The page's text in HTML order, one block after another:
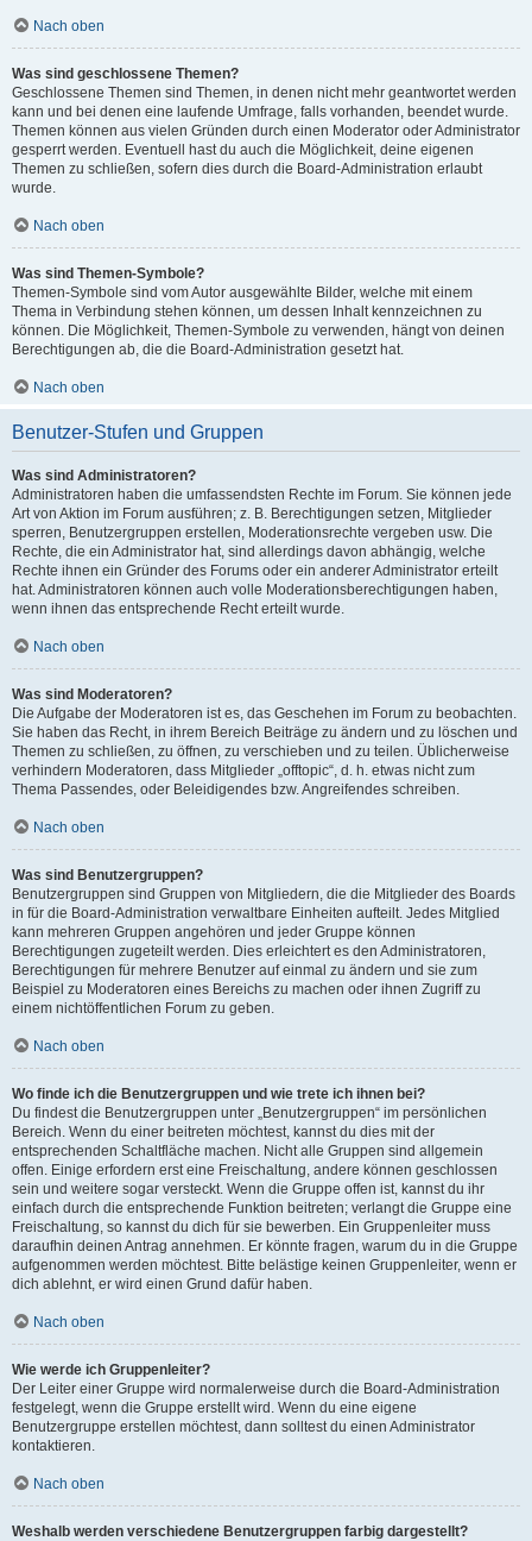
Nach oben
Was sind geschlossene Themen?
Geschlossene Themen sind Themen, in denen nicht mehr geantwortet werden
kann und bei denen eine laufende Umfrage, falls vorhanden, beendet wurde.
Themen können aus vielen Gründen durch einen Moderator oder Administrator
gesperrt werden. Eventuell hast du auch die Möglichkeit, deine eigenen
Themen zu schließen, sofern dies durch die Board-Administration erlaubt
wurde.
Nach oben
Was sind Themen-Symbole?
Themen-Symbole sind vom Autor ausgewählte Bilder, welche mit einem
Thema in Verbindung stehen können, um dessen Inhalt kennzeichnen zu
können. Die Möglichkeit, Themen-Symbole zu verwenden, hängt von deinen
Berechtigungen ab, die die Board-Administration gesetzt hat.
Nach oben
Benutzer-Stufen und Gruppen
Was sind Administratoren?
Administratoren haben die umfassendsten Rechte im Forum. Sie können jede
Art von Aktion im Forum ausführen; z. B. Berechtigungen setzen, Mitglieder
sperren, Benutzergruppen erstellen, Moderationsrechte vergeben usw. Die
Rechte, die ein Administrator hat, sind allerdings davon abhängig, welche
Rechte ihnen ein Gründer des Forums oder ein anderer Administrator erteilt
hat. Administratoren können auch volle Moderationsberechtigungen haben,
wenn ihnen das entsprechende Recht erteilt wurde.
Nach oben
Was sind Moderatoren?
Die Aufgabe der Moderatoren ist es, das Geschehen im Forum zu beobachten.
Sie haben das Recht, in ihrem Bereich Beiträge zu ändern und zu löschen und
Themen zu schließen, zu öffnen, zu verschieben und zu teilen. Üblicherweise
verhindern Moderatoren, dass Mitglieder „offtopic“, d. h. etwas nicht zum
Thema Passendes, oder Beleidigendes bzw. Angreifendes schreiben.
Nach oben
Was sind Benutzergruppen?
Benutzergruppen sind Gruppen von Mitgliedern, die die Mitglieder des Boards
in für die Board-Administration verwaltbare Einheiten aufteilt. Jedes Mitglied
kann mehreren Gruppen angehören und jeder Gruppe können
Berechtigungen zugeteilt werden. Dies erleichtert es den Administratoren,
Berechtigungen für mehrere Benutzer auf einmal zu ändern und sie zum
Beispiel zu Moderatoren eines Bereichs zu machen oder ihnen Zugriff zu
einem nichtöffentlichen Forum zu geben.
Nach oben
Wo finde ich die Benutzergruppen und wie trete ich ihnen bei?
Du findest die Benutzergruppen unter „Benutzergruppen“ im persönlichen
Bereich. Wenn du einer beitreten möchtest, kannst du dies mit der
entsprechenden Schaltfläche machen. Nicht alle Gruppen sind allgemein
offen. Einige erfordern erst eine Freischaltung, andere können geschlossen
sein und weitere sogar versteckt. Wenn die Gruppe offen ist, kannst du ihr
einfach durch die entsprechende Funktion beitreten; verlangt die Gruppe eine
Freischaltung, so kannst du dich für sie bewerben. Ein Gruppenleiter muss
daraufhin deinen Antrag annehmen. Er könnte fragen, warum du in die Gruppe
aufgenommen werden möchtest. Bitte belästige keinen Gruppenleiter, wenn er
dich ablehnt, er wird einen Grund dafür haben.
Nach oben
Wie werde ich Gruppenleiter?
Der Leiter einer Gruppe wird normalerweise durch die Board-Administration
festgelegt, wenn die Gruppe erstellt wird. Wenn du eine eigene
Benutzergruppe erstellen möchtest, dann solltest du einen Administrator
kontaktieren.
Nach oben
Weshalb werden verschiedene Benutzergruppen farbig dargestellt?